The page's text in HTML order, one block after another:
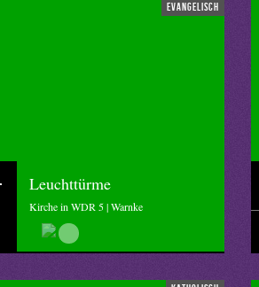
evangelisch
Leuchttürme
Kirche in WDR 5 | Warnke